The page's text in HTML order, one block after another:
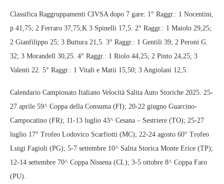
Classifica Raggruppamenti CIVSA dopo 7 gare: 1° Raggr.: 1 Nocentini,
p 41,75; 2 Ferraro 37,75;K 3 Spinelli 17,5. 2° Raggr.: 1 Maiolo 29,25;
2 Gianfilippo 25; 3 Buttura 21,5. 3° Raggr.: 1 Gentili 39; 2 Peroni G.
32; 3 Morandell 30,25. 4° Raggr.: 1 Riolo 44,25; 2 Pinto 24,25; 3
Valenti 22. 5° Raggr.: 1 Vitali e Matii 15,50; 3 Angiolani 12,5.
Calendario Campionato Italiano Velocità Salita Auto Storiche 2025: 25-
27 aprile 59^ Coppa della Consuma (FI); 20-22 giugno Guarcino-
Campocatino (FR); 11-13 luglio 43^ Cesana – Sestriere (TO); 25-27
luglio 17° Trofeo Lodovico Scarfiotti (MC); 22-24 agosto 60° Trofeo
Luigi Fagioli (PG); 5-7 settembre 10^ Salita Storica Monte Erice (TP);
12-14 settembre 70^ Coppa Nissena (CL); 3-5 ottobre 8^ Coppa Faro
(PU).